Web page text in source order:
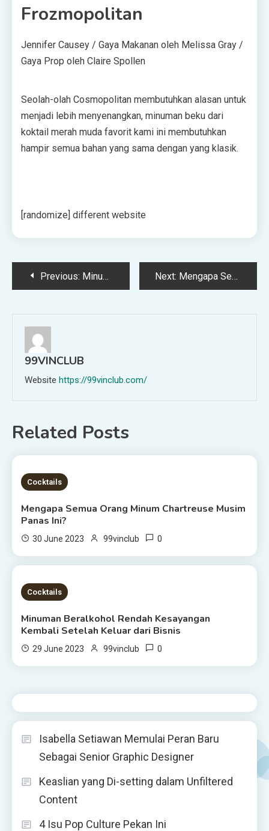
Frozmopolitan
Jennifer Causey / Gaya Makanan oleh Melissa Gray /
Gaya Prop oleh Claire Spollen
Seolah-olah Cosmopolitan membutuhkan alasan untuk
menjadi lebih menyenangkan, minuman beku dari
koktail merah muda favorit kami ini membutuhkan
hampir semua bahan yang sama dengan yang klasik.
[randomize] different website
PostPrevious: Minuman Beralkohol Rendah Kesayangan Kembali Setelah Keluar dari Bisnis Next: Mengapa Semua Orang Minum Chartreuse Musim Panas Ini?
99VINCLUB
Website https://99vinclub.com/
Related Posts
4 MINS READ
Cocktails
Mengapa Semua Orang Minum Chartreuse Musim
Panas Ini?
30 June 2023 99vinclub 0
1 MIN READ
Cocktails
Minuman Beralkohol Rendah Kesayangan
Kembali Setelah Keluar dari Bisnis
29 June 2023 99vinclub 0
Isabella Setiawan Memulai Peran Baru
Sebagai Senior Graphic Designer
Keaslian yang Di-setting dalam Unfiltered
Content
4 Isu Pop Culture Pekan Ini